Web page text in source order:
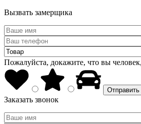
Вызвать замерщика
Пожалуйста, докажите, что вы
Заказать звонок